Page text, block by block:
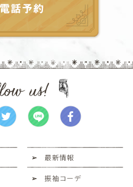
最新情報
振袖コーデ